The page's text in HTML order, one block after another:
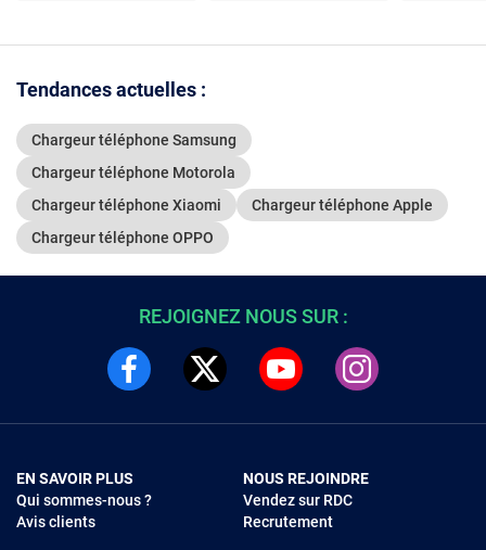
Tendances actuelles :
Chargeur téléphone Samsung
Chargeur téléphone Motorola
Chargeur téléphone Xiaomi
Chargeur téléphone Apple
Chargeur téléphone OPPO
REJOIGNEZ NOUS SUR :
EN SAVOIR PLUS
Qui sommes-nous ?
Avis clients
NOUS REJOINDRE
Vendez sur RDC
Recrutement